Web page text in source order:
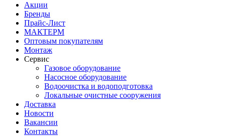
Акции
Бренды
Прайс-Лист
МАКТЕРМ
Оптовым покупателям
Монтаж
Сервис
Газовое оборудование
Насосное оборудование
Водоочистка и водоподготовка
Локальные очистные сооружения
Доставка
Новости
Вакансии
Контакты